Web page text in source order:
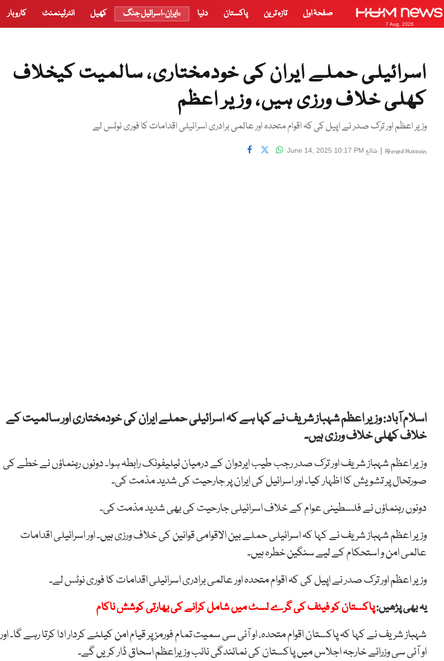
7 Aug, 2026
صفحۂ اول تازہ ترین پاکستان دنیا ایران-اسرائیل جنگ کھیل انٹرٹینمنٹ کاروبار
اسرائیلی حملے ایران کی خودمختاری، سالمیت کیخلاف
کھلی خلاف ورزی ہیں، وزیر اعظم
وزیر اعظم اور ترک صدر نے اپیل کی کہ اقوام متحدہ اور عالمی برادری اسرائیلی اقدامات کا فوری نوٹس لے
Ahmed Hussain
| شائع June 14, 2025 10:17 PM
اسلام آباد: وزیر اعظم شہباز شریف نے کہا ہے کہ اسرائیلی حملے ایران کی خودمختاری اور سالمیت کے
خلاف کھلی خلاف ورزی ہیں۔
وزیر اعظم شہباز شریف اور ترک صدر رجب طیب ایردوان کے درمیان ٹیلیفونک رابطہ ہوا۔ دونوں رہنماؤں نے خطے کی
صورتحال پر تشویش کا اظہار کیا۔ اور اسرائیل کی ایران پر جارحیت کی شدید مذمت کی۔
دونوں رہنماؤں نے فلسطینی عوام کے خلاف اسرائیلی جارحیت کی بھی شدید مذمت کی۔
وزیر اعظم شہباز شریف نے کہا کہ اسرائیلی حملے بین الاقوامی قوانین کی خلاف ورزی ہیں۔ اور اسرائیلی اقدامات
عالمی امن و استحکام کے لیے سنگین خطرہ ہیں۔
وزیر اعظم اور ترک صدر نے اپیل کی کہ اقوام متحدہ اور عالمی برادری اسرائیلی اقدامات کا فوری نوٹس لے۔
یہ بھی پڑھیں:پاکستان کو فیٹف کی گرے لسٹ میں شامل کرانے کی بھارتی کوشش ناکام
شہباز شریف نے کہا کہ پاکستان اقوام متحدہ، او آئی سی سمیت تمام فورمز پر قیام امن کیلئے کردار ادا کرتا رہے گا۔ اور
او آئی سی وزرائے خارجہ اجلاس میں پاکستان کی نمائندگی نائب وزیراعظم اسحاق ڈار کریں گے۔